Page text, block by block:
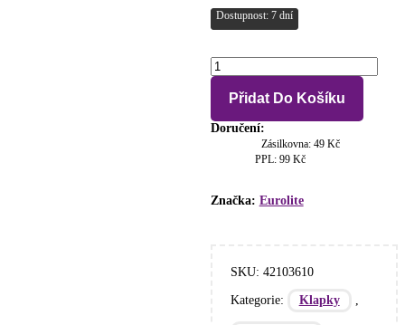
Dostupnost: 7 dní
Eurolite
klapky
20,
množství
Přidat Do Košíku
Doručení:
Zásilkovna: 49 Kč
PPL: 99 Kč
Značka: Eurolite
SKU: 42103610
Kategorie:
Klapky